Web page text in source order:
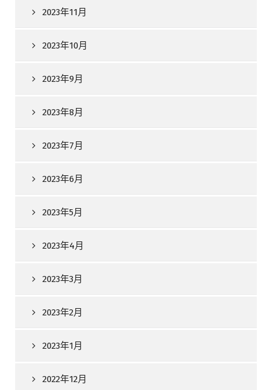
2023年11月
2023年10月
2023年9月
2023年8月
2023年7月
2023年6月
2023年5月
2023年4月
2023年3月
2023年2月
2023年1月
2022年12月